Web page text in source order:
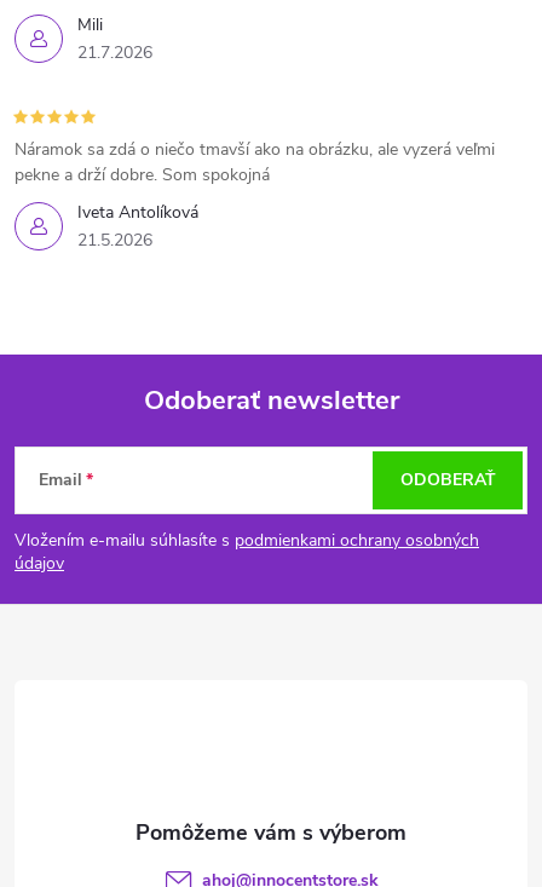
Mili
21.7.2026
Iveta Antolíková
21.5.2026
Náramok sa zdá o niečo tmavší ako na obrázku, ale vyzerá veľmi
pekne a drží dobre. Som spokojná
Z
á
p
Odoberať newsletter
Email
Vložením e-mailu súhlasíte s podmienkami ochrany osobných
údajov
ODOBERAŤ
ahoj@innocentstore.sk